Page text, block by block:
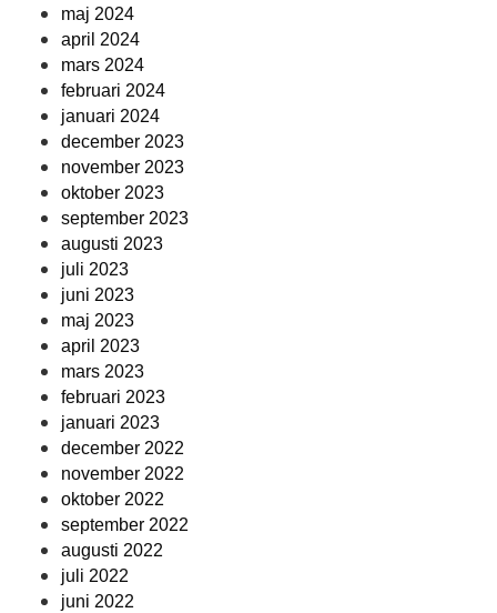
maj 2024
april 2024
mars 2024
februari 2024
januari 2024
december 2023
november 2023
oktober 2023
september 2023
augusti 2023
juli 2023
juni 2023
maj 2023
april 2023
mars 2023
februari 2023
januari 2023
december 2022
november 2022
oktober 2022
september 2022
augusti 2022
juli 2022
juni 2022